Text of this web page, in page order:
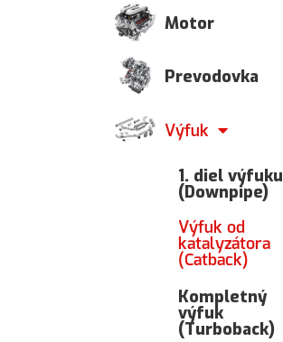
Motor
Prevodovka
Výfuk
1. diel výfuku
(Downpipe)
Výfuk od
katalyzátora
(Catback)
Kompletný
výfuk
(Turboback)